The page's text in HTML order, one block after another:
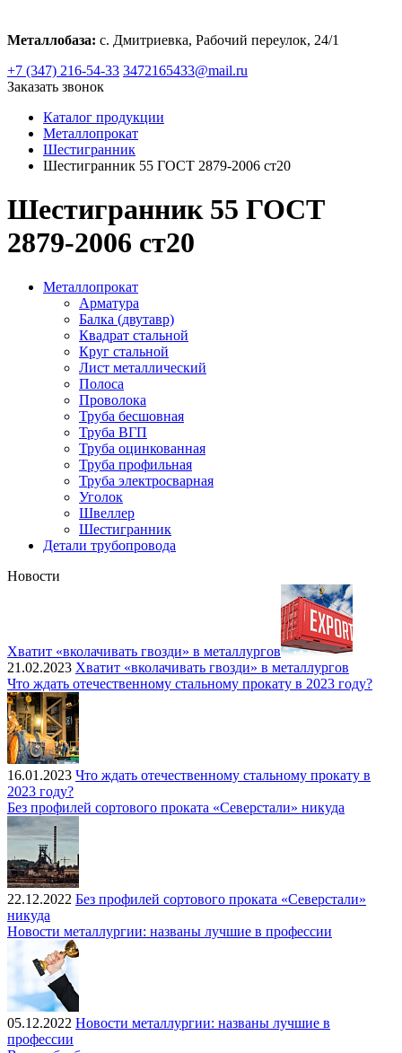
Металлобаза: с. Дмитриевка, Рабочий переулок, 24/1
+7 (347) 216-54-33 3472165433@mail.ru
Заказать звонок
Каталог продукции
Металлопрокат
Шестигранник
Шестигранник 55 ГОСТ 2879-2006 ст20
Шестигранник 55 ГОСТ
2879-2006 ст20
Металлопрокат
Арматура
Балка (двутавр)
Квадрат стальной
Круг стальной
Лист металлический
Полоса
Проволока
Труба бесшовная
Труба ВГП
Труба оцинкованная
Труба профильная
Труба электросварная
Уголок
Швеллер
Шестигранник
Детали трубопровода
Новости
Хватит «вколачивать гвозди» в металлургов
21.02.2023 Хватит «вколачивать гвозди» в металлургов
Что ждать отечественному стальному прокату в 2023 году?
16.01.2023 Что ждать отечественному стальному прокату в
2023 году?
Без профилей сортового проката «Северстали» никуда
22.12.2022 Без профилей сортового проката «Северстали»
никуда
Новости металлургии: названы лучшие в профессии
05.12.2022 Новости металлургии: названы лучшие в
профессии